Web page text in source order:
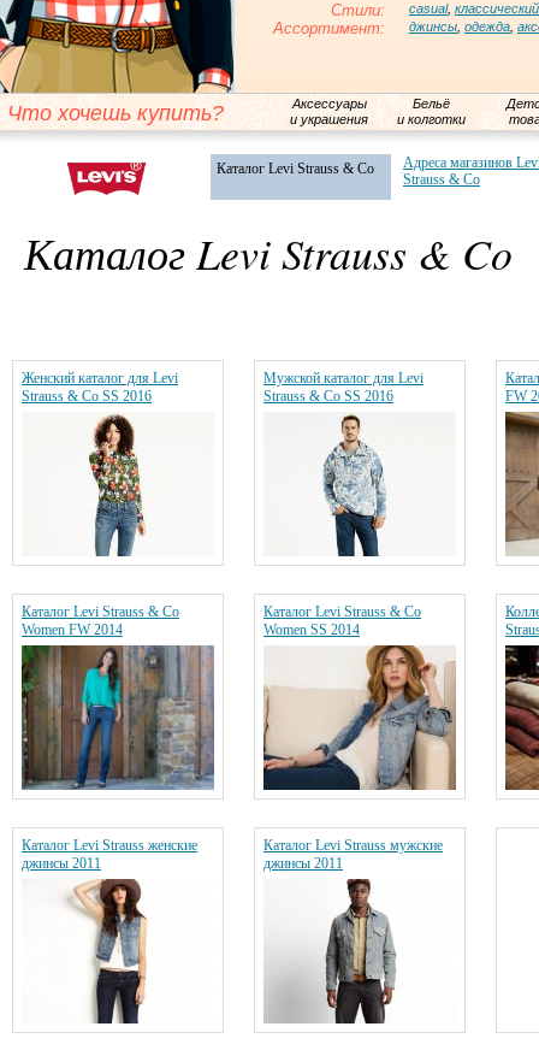
Стили: casual, классический
Ассортимент: джинсы одежда
Что хочешь купить?
Аксессуары
и украшения
Бельё
и колготки
Каталог Levi Strauss & Co
Адреса магазинов
Strauss & Co
Каталог Levi Strauss & Co
Женский каталог для Levi
Strauss & Co SS 2016
Мужской каталог для Levi
Strauss & Co SS 2016
FW
Каталог Levi Strauss & Co
Women FW 2014
Каталог Levi Strauss & Co
Women SS 2014
Каталог Levi Strauss женские
джинсы 2011
Каталог Levi Strauss мужские
джинсы 2011